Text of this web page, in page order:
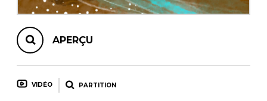
APERÇU
VIDÉO PARTITION